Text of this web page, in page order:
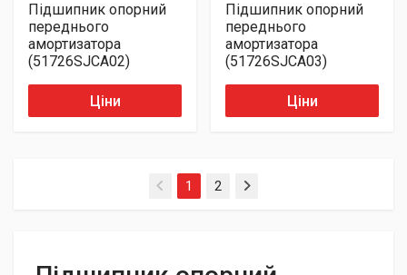
Підшипник опорний
переднього
амортизатора
(51726SJCA02)
Ціни
Підшипник опорний
переднього
амортизатора
(51726SJCA03)
Ціни
1 (current)
2